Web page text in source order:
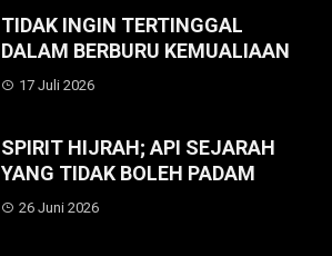
TIDAK INGIN TERTINGGAL
DALAM BERBURU KEMUALIAAN
17 Juli 2026
SPIRIT HIJRAH; API SEJARAH
YANG TIDAK BOLEH PADAM
26 Juni 2026